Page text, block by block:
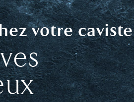
votre caviste